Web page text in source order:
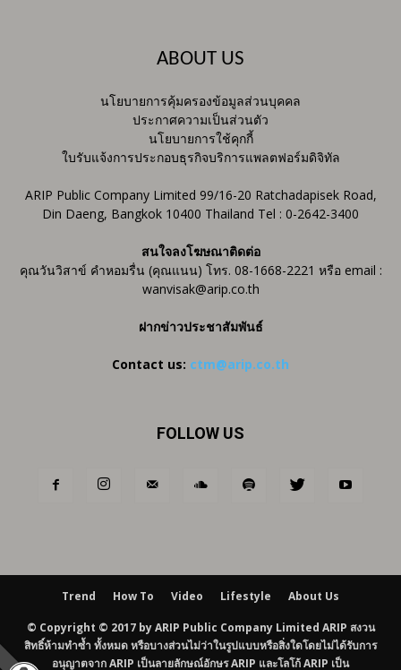
ABOUT US
นโยบายการคุ้มครองข้อมูลส่วนบุคคล
ประกาศความเป็นส่วนตัว
นโยบายการใช้คุกกี้
ใบรับแจ้งการประกอบธุรกิจบริการแพลตฟอร์มดิจิทัล
ARIP Public Company Limited 99/16-20 Ratchadapisek Road,
Din Daeng, Bangkok 10400 Thailand Tel : 0-2642-3400
สนใจลงโฆษณาติดต่อ
คุณวันวิสาข์ คำหอมรื่น (คุณแนน) โทร. 08-1668-2221 หรือ email :
wanvisak@arip.co.th
ฝากข่าวประชาสัมพันธ์
Contact us: ctm@arip.co.th
FOLLOW US
Trend How To Video Lifestyle About Us
© Copyright © 2017 by ARIP Public Company Limited ARIP สงวน
สิทธิ์ห้ามทำซ้ำ ทั้งหมด หรือบางส่วนไม่ว่าในรูปแบบหรือสิ่งใดโดยไม่ได้รับการ
อนุญาตจาก ARIP เป็นลายลักษณ์อักษร ARIP และโลโก้ ARIP เป็น